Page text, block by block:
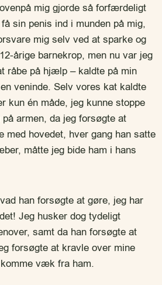
mig gjorde så forfærdeligt
sin penis ind i munden på mig,
mig selv ved at sparke og
årige barnekrop, men nu var jeg
råbe på hjælp – kaldte på min
veninde. Selv vores kat kaldte
kun én måde, jeg kunne stoppe
armen, da jeg forsøgte at
med hovedet, hver gang han satte
måtte jeg bide ham i hans
han forsøgte at gøre, jeg har
Jeg husker dog tydeligt
samt da han forsøgte at
forsøgte at kravle over mine
væk fra ham.